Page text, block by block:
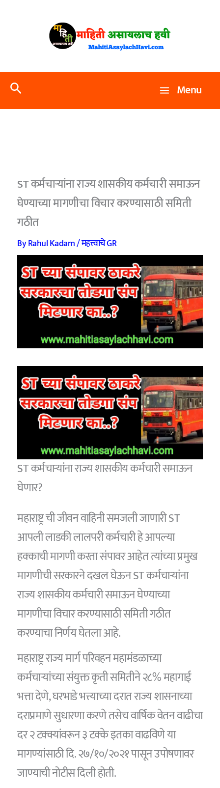
Search Menu
ST कर्मचार्‍यांना राज्य शासकीय कर्मचारी समाऊन
घेण्याच्या मागणीचा विचार करण्यासाठी समिती
गठीत
ByRahul Kadam/महत्त्वाचे GR
ST कर्मचार्‍यांना राज्य शासकीय कर्मचारी समाऊन
घेणार?
महाराष्ट्र ची जीवन वाहिनी समजली जाणारी ST
आपली लाडकी लालपरी कर्मचारी हे आपल्या
हक्काची मागणी करता संपावर आहेत त्यांच्या प्रमुख
मागणीची सरकारने दखल घेऊन ST कर्मचार्‍यांना
राज्य शासकीय कर्मचारी समाऊन घेण्याच्या
मागणीचा विचार करण्यासाठी समिती गठीत
करण्याचा निर्णय घेतला आहे.
महाराष्ट्र राज्य मार्ग परिवहन महामंडळाच्या
कर्मचार्‍यांच्या संयुक्त कृती समितीने २८% महागाई
भत्ता देणे, घरभाडे भत्त्याच्या दरात राज्य शासनाच्या
दराप्रमाणे सुधारणा करणे तसेच वार्षिक वेतन वाढीचा
दर २ टक्क्यांवरून ३ टक्के इतका वाढविणे या
मागण्यांसाठी दि. २७/१०/२०२१ पासून उपोषणावर
जाण्याची नोटीस दिली होती.